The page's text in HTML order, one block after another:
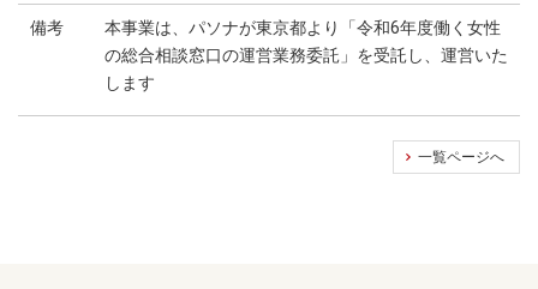
備考
本事業は、パソナが東京都より「令和6年度働く女性
の総合相談窓口の運営業務委託」を受託し、運営いた
します
一覧ページへ